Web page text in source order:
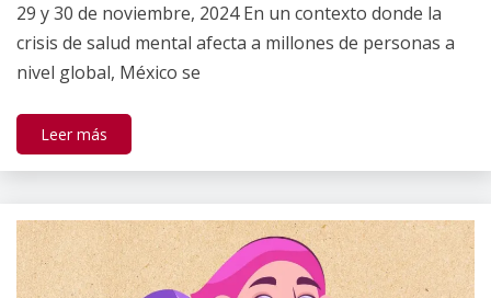
Gallardo
29 y 30 de noviembre, 2024 En un contexto donde la
crisis de salud mental afecta a millones de personas a
nivel global, México se
Leer más